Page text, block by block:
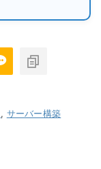
, サーバー構築